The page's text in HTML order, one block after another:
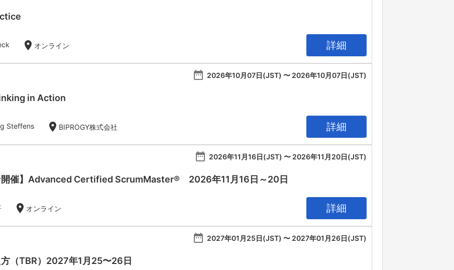
location_on オンライン 詳細
date_range 2026年10月07日(JST) 〜 2026年10月07日(JST)
in Action
Steffens location_on BIPROGY株式会社 詳細
date_range 2026年11月16日(JST) 〜 2026年11月20日(JST)
開催】Advanced Certified ScrumMaster® 2026年11月16日～20日
location_on オンライン 詳細
date_range 2027年01月25日(JST) 〜 2027年01月26日(JST)
（TBR）2027年1月25〜26日